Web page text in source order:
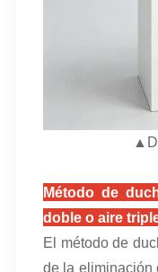
Método de
doble o aire
El método de
de la eliminación